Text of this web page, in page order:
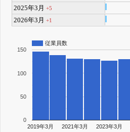
2025年3月+5
2026年3月+1
従業員数
2019年3月 2021年3月 2023年3月
0
50
100
150